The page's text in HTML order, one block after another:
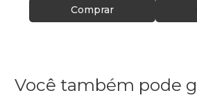
Comprar
Você também pode